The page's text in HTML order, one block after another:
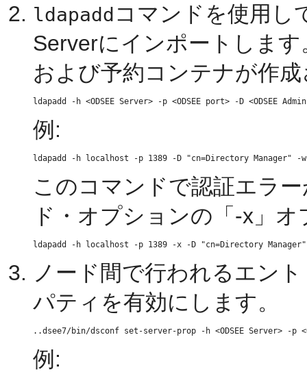
ldapaddコマンドを使用し
Serverにインポートしま
および予約コンテナが作
例:
このコマンドで認証エラ
ド・オプションの「-x」
ノード間で行われるエン
パティを有効にします。
例: